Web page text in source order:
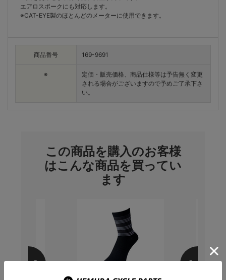
エアロスポークにも対応します。
※CAT-EYE製のほとんどのメーターに使用できます。
商品番号 169-9691
※
定価・販売価格、商品仕様等は予告無く変更
される場合がございますので予めご了承下さ
い。
この商品を購入のお客様
はこんな商品を買ってい
ます